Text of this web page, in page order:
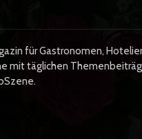
für Gastronomen,
mit täglichen